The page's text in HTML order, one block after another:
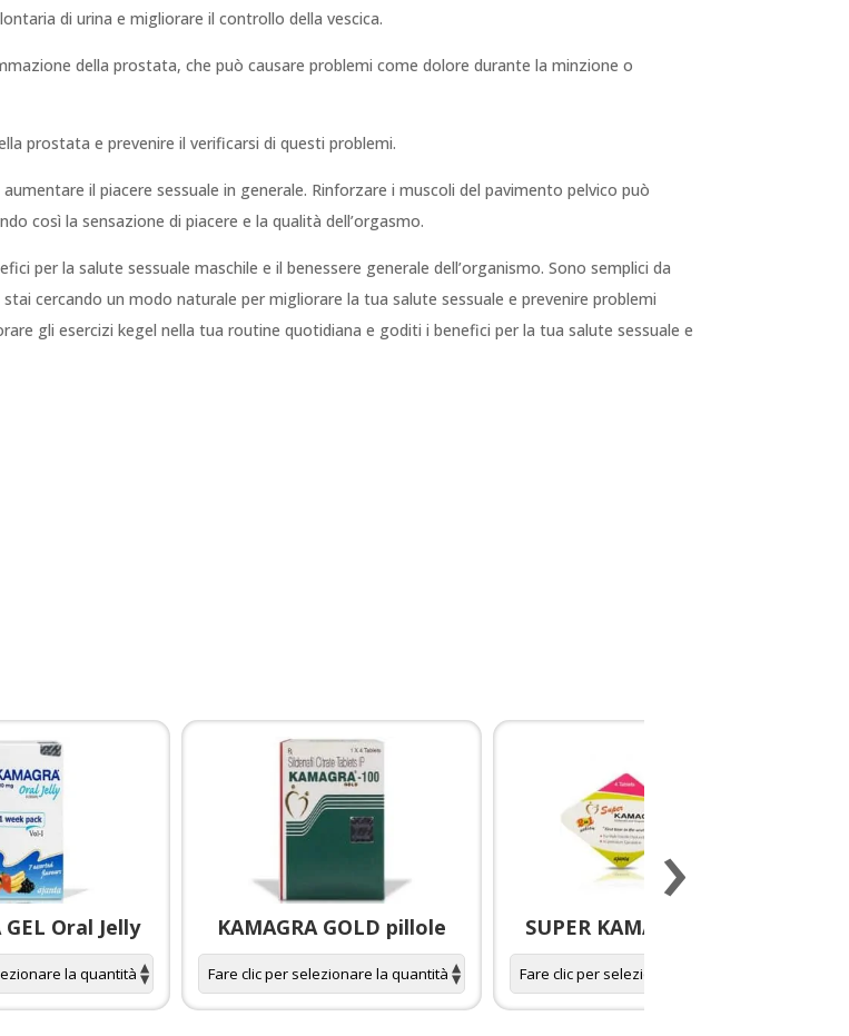
di urina e migliorare il controllo della vescica.
della prostata, che può causare problemi come dolore durante la minzione o
prostata e prevenire il verificarsi di questi problemi.
il piacere sessuale in generale. Rinforzare i muscoli del pavimento pelvico può
così la sensazione di piacere e la qualità dell’orgasmo.
per la salute sessuale maschile e il benessere generale dell’organismo. Sono semplici da
cercando un modo naturale per migliorare la tua salute sessuale e prevenire problemi
gli esercizi kegel nella tua routine quotidiana e goditi i benefici per la tua salute sessuale e
GEL Oral Jelly KAMAGRA GOLD pillole SUPER KAMAGRA pillole
›